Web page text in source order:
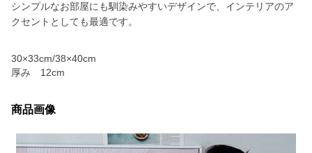
シンプルなお部屋にも馴染みやすいデザインで、インテリアのア
クセントとしても最適です。
30×33cm/38×40cm
厚み 12cm
商品画像